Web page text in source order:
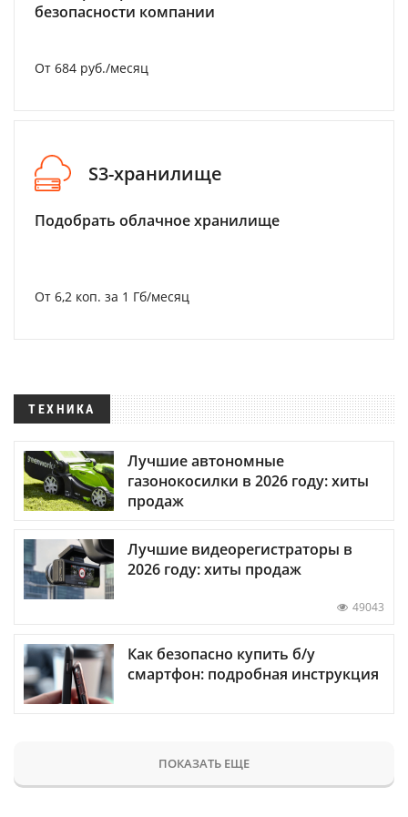
безопасности компании
От 684 руб./месяц
S3-хранилище
Подобрать облачное хранилище
От 6,2 коп. за 1 Гб/месяц
ТЕХНИКА
Лучшие автономные
газонокосилки в 2026 году: хиты
продаж
Лучшие видеорегистраторы в
2026 году: хиты продаж
49043
Как безопасно купить б/у
смартфон: подробная инструкция
ПОКАЗАТЬ ЕЩЕ